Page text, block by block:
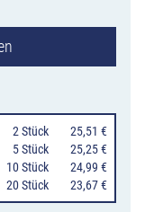
Verlauf
Kreuzungen
von
unten
nach
2 Stück
25,51 €
5 Stück
25,25 €
10 Stück
24,99 €
20 Stück
23,67 €